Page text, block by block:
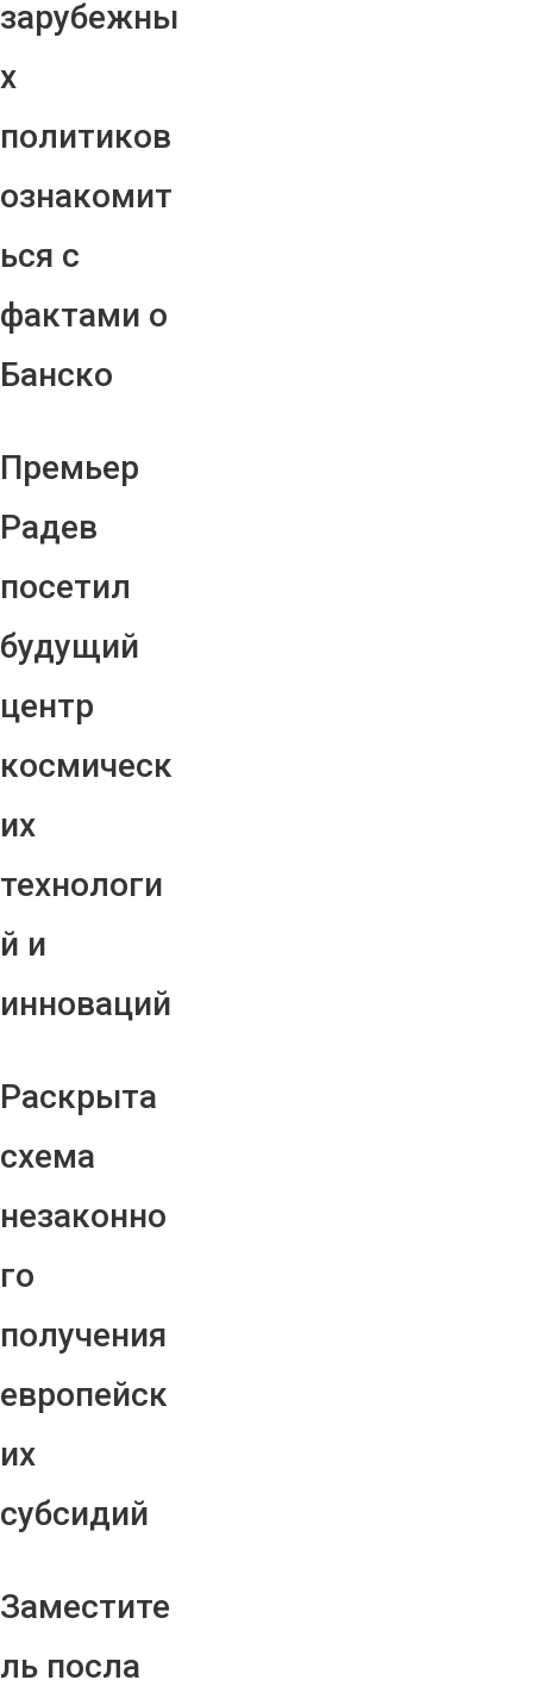
зарубежны
х
политиков
ознакомит
ься с
фактами о
Банско
Премьер
Радев
посетил
будущий
центр
космическ
их
технологи
й и
инноваций
Раскрыта
схема
незаконно
го
получения
европейск
их
субсидий
Заместите
ль посла